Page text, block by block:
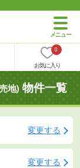
0
お気に入り
地) 物件一覧
変更する
変更する